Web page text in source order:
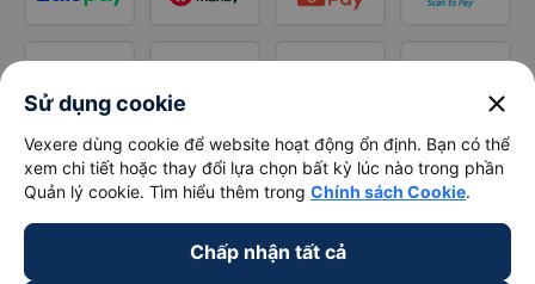
Sử dụng cookie close
Vexere dùng cookie để website hoạt động ổn định. Bạn có thể
xem chi tiết hoặc thay đổi lựa chọn bất kỳ lúc nào trong phần
Quản lý cookie. Tìm hiểu thêm trong Chính sách Cookie.
Chấp nhận tất cả